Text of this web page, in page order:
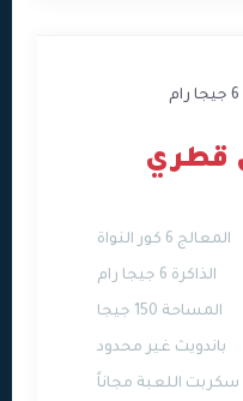
المعالج 6 كور النواة
الذاكرة 6 جيجا رام
المساحة 150 جيجا
باندويث غير محدود
سكربت اللعبة مجاناً